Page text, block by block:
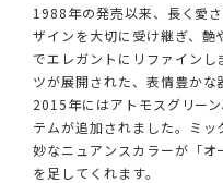
1988年の発売以来、長く愛
ザインを大切に受け継ぎ、艶
でエレガントにリファインし
ツが展開された、表情豊かな
2015年にはアトモスグリー
テムが追加されました。ミ
妙なニュアンスカラーが「
を足してくれます。